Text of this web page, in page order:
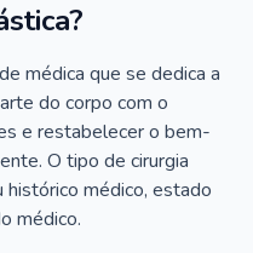
médica que se dedica a
do corpo com o
e restabelecer o bem-
O tipo de cirurgia
médico, estado
médico.